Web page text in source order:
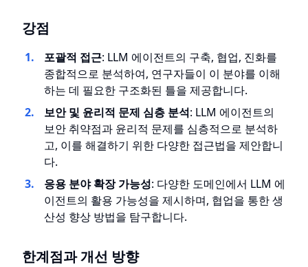
강점
포괄적 접근: LLM 에이전트의 구축, 협업, 진화를
종합적으로 분석하여, 연구자들이 이 분야를 이해
하는 데 필요한 구조화된 틀을 제공합니다.
보안 및 윤리적 문제 심층 분석: LLM 에이전트의
보안 취약점과 윤리적 문제를 심층적으로 분석하
고, 이를 해결하기 위한 다양한 접근법을 제안합니
다.
응용 분야 확장 가능성: 다양한 도메인에서 LLM 에
이전트의 활용 가능성을 제시하며, 협업을 통한 생
산성 향상 방법을 탐구합니다.
한계점과 개선 방향